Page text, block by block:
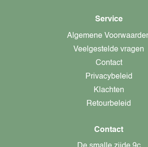
Service
Algemene
Veelgestelde vragen
Contact
Privacybeleid
Klachten
Retourbeleid
Contact